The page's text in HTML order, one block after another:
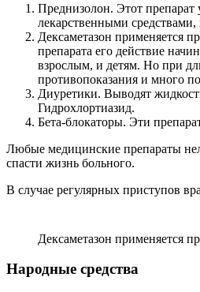
Преднизолон. Этот препарат
лекарственными
Дексаметазон применяется
препарата его действие
взрослым, и детям. Но при
противопоказания и много
Диуретики. Выводят
Гидрохлортиазид.
Бета-блокаторы. Эти
Любые медицинские препараты
спасти жизнь больного.
В случае регулярных приступов
Дексаметазон применяется
Народные средства